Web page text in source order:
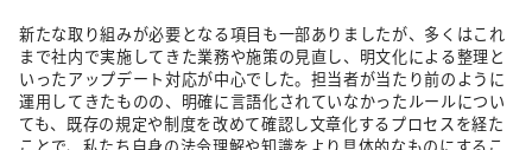
新たな取り組みが必要となる項目も一部ありましたが、多くはこれ
まで社内で実施してきた業務や施策の見直し、明文化による整理と
いったアップデート対応が中心でした。担当者が当たり前のように
運用してきたものの、明確に言語化されていなかったルールについ
ても、既存の規定や制度を改めて確認し文章化するプロセスを経た